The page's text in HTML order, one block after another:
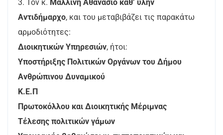
3. Τον κ. Μαλλίνη Αθανάσιο καθ’ ύλην
Αντιδήμαρχο, και του μεταβιβάζει τις παρακάτω
αρμοδιότητες:
Διοικητικών Υπηρεσιών, ήτοι:
Υποστήριξης Πολιτικών Οργάνων του Δήμου
Ανθρώπινου Δυναμικού
Κ.Ε.Π
Πρωτοκόλλου και Διοικητικής Μέριμνας
Τέλεσης πολιτικών γάμων